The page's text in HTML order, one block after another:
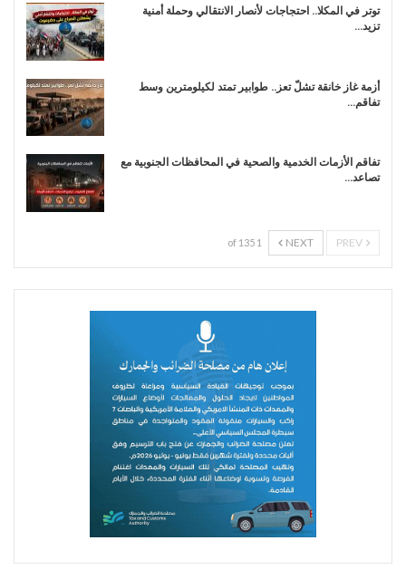
توتر في المكلا.. احتجاجات لأنصار الانتقالي وحملة أمنية
تزيد…
أزمة غاز خانقة تشلّ تعز.. طوابير تمتد لكيلومترين وسط
تفاقم…
تفاقم الأزمات الخدمية والصحية في المحافظات الجنوبية مع
تصاعد…
NEXT
1 of 135